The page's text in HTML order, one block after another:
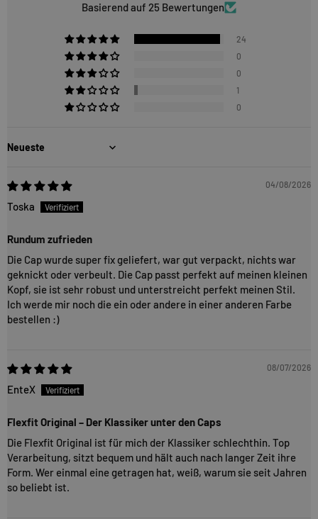
Basierend auf 25 Bewertungen
24
0
0
1
0
Sort by
04/08/2026
Toska
Rundum zufrieden
Die Cap wurde super fix geliefert, war gut verpackt, nichts war
geknickt oder verbeult. Die Cap passt perfekt auf meinen kleinen
Kopf, sie ist sehr robust und unterstreicht perfekt meinen Stil.
Ich werde mir noch die ein oder andere in einer anderen Farbe
bestellen :)
08/07/2026
EnteX
Flexfit Original – Der Klassiker unter den Caps
Die Flexfit Original ist für mich der Klassiker schlechthin. Top
Verarbeitung, sitzt bequem und hält auch nach langer Zeit ihre
Form. Wer einmal eine getragen hat, weiß, warum sie seit Jahren
so beliebt ist.